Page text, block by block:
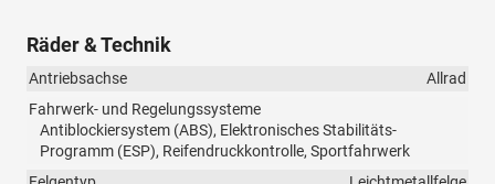
Räder & Technik
Antriebsachse
Allrad
Fahrwerk- und Regelungssysteme
Antiblockiersystem (ABS), Elektronisches Stabilitäts-
Programm (ESP), Reifendruckkontrolle, Sportfahrwerk